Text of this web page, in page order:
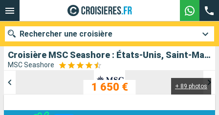
Croisière MSC Seashore : États-Unis, Saint-Martin, Saint-Christophe-et-Niévès, République Dominicaine, Îles Turques-et-Caïques, Bahamas au départ de Miami
MSC Seashore
+ 89 photos
1 650 €
Rechercher une croisière
Mois de départ